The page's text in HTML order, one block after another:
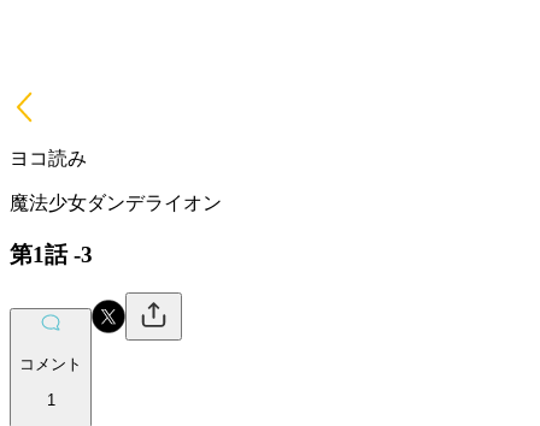
ヨコ読み
魔法少女ダンデライオン
第1話 -3
コメント
1